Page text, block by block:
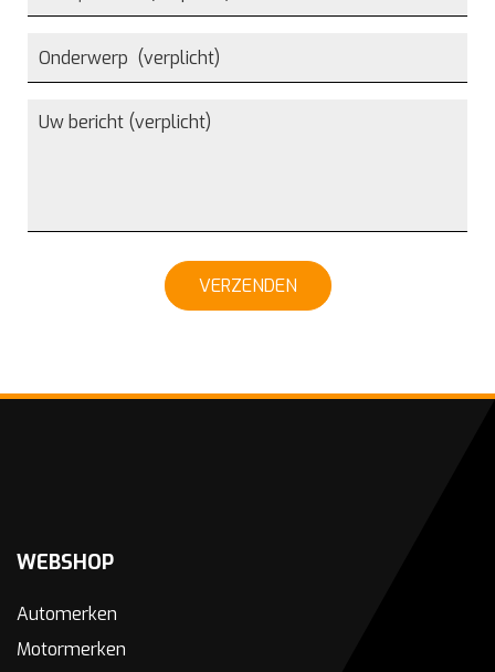
VERZENDEN
WEBSHOP
Automerken
Motormerken